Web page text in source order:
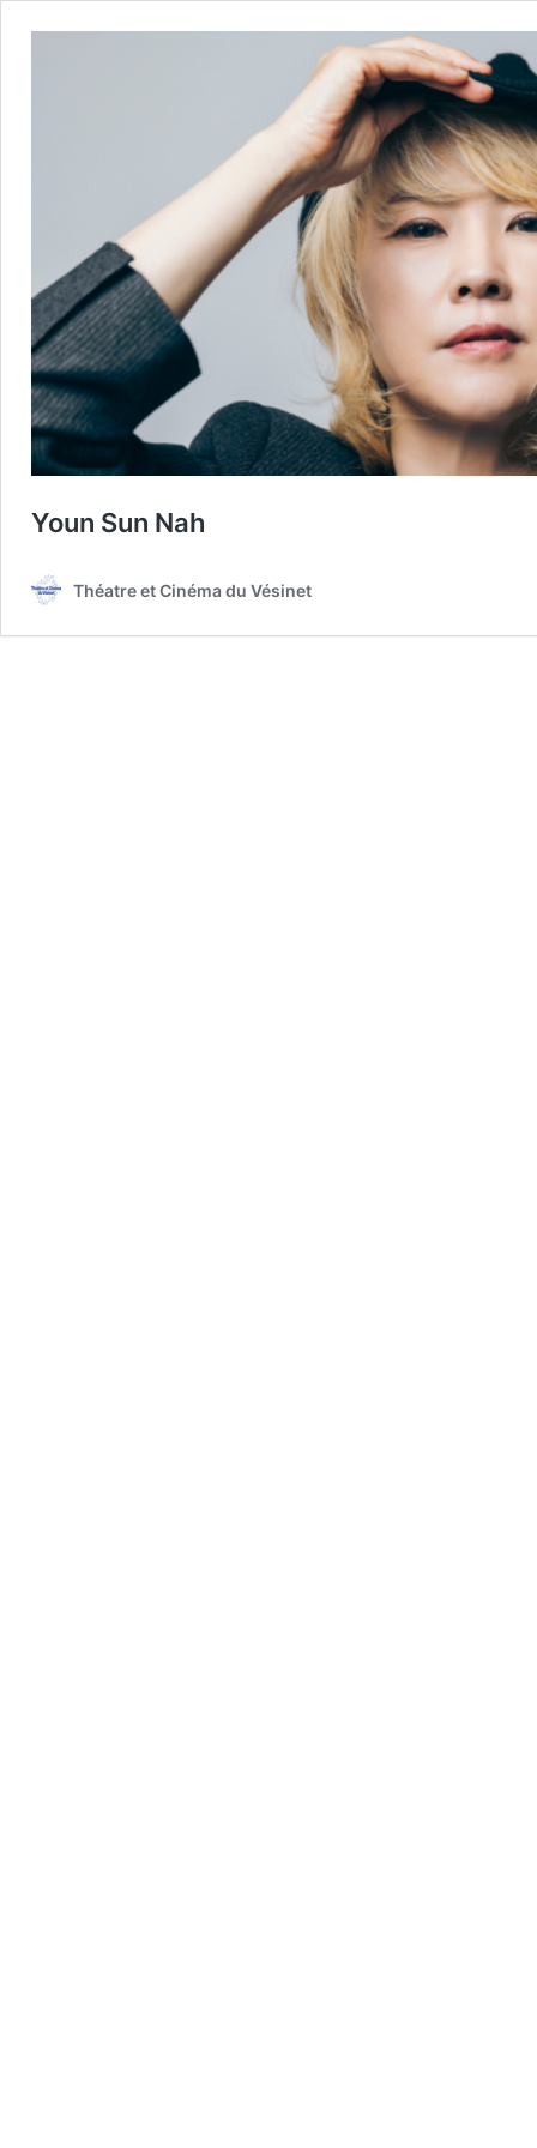
Youn Sun Nah
Théatre et Cinéma du Vésinet